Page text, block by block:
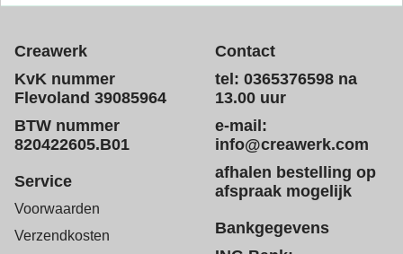
Creawerk
KvK nummer
Flevoland 39085964
BTW nummer
820422605.B01
Contact
tel: 0365376598 na
13.00 uur
e-mail:
info@creawerk.com
afhalen bestelling op
afspraak mogelijk
Service
Voorwaarden
Verzendkosten
Bankgegevens